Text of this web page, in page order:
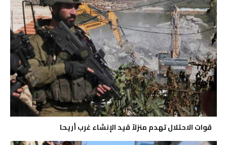
قوات الاحتلال تهدم منزلاً قيد الإنشاء غرب أريحا